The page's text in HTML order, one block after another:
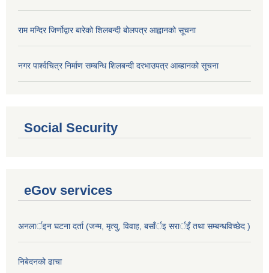
राम मन्दिर जिर्णोद्वार बारेको शिलबन्दी बोलपत्र आह्वानको सूचना
नगर पार्श्वचित्र निर्माण सम्बन्धि शिलबन्दी दरभाउपत्र आब्हानको सूचना
Social Security
eGov services
अनलार्इन घटना दर्ता (जन्म, मृत्यु, विवाह, बसाँर्इ सरार्इँ तथा सम्बन्धविच्छेद )
निबेदनको ढाचा